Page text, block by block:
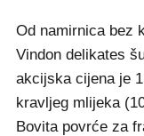
Od namirnica bez
Vindon delikates
akcijska cijena je
kravljeg mlijeka
Bovita povrće za